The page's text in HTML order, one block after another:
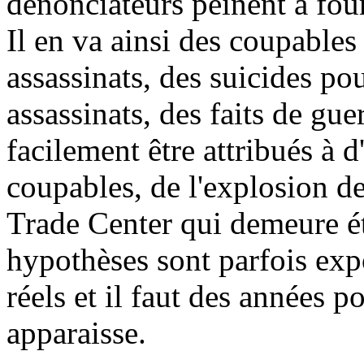
Il en va ainsi des
assassinats, des suicides
assassinats, des faits de
facilement être attribués à
coupables, de l'explosion
Trade Center qui demeure
hypothèses sont parfois
réels et il faut des années
apparaisse.